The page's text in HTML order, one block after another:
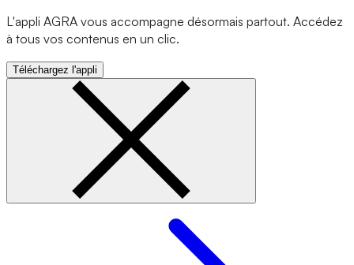
L'appli AGRA vous accompagne désormais partout. Accédez
à tous vos contenus en un clic.
Téléchargez l'appli